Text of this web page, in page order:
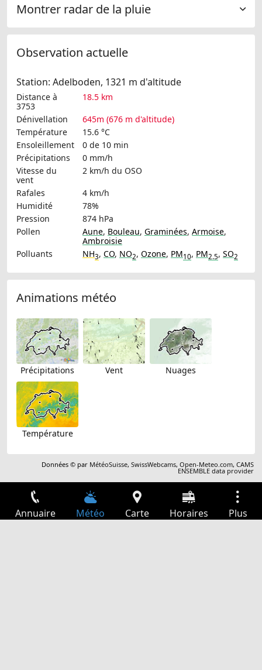
Montrer radar de la pluie
Observation actuelle
Station: Adelboden, 1321 m d'altitude
Distance à
3753
18.5 km
Dénivellation
645m (676 m d'altitude)
Température
15.6 °C
Ensoleillement
0 de 10 min
Précipitations
0 mm/h
Vitesse du
vent
2 km/h du OSO
Rafales
4 km/h
Humidité
78%
Pression
874 hPa
Pollen
Aune, Bouleau, Graminées, Armoise,
Ambroisie
Polluants
NH3, CO, NO2, Ozone, PM10, PM2.5, SO2
Animations météo
Précipitations Vent Nuages
Température
Données © par MétéoSuisse,SwissWebcams,Open-Meteo.com,CAMS
ENSEMBLE data provider
Annuaire Météo Carte Horaires Plus